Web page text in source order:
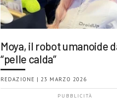
Moya, il robot umanoide
“pelle calda”
REDAZIONE | 23 MARZO 2026